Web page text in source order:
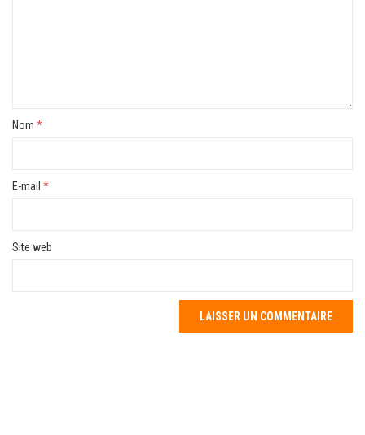
Nom *
E-mail *
Site web